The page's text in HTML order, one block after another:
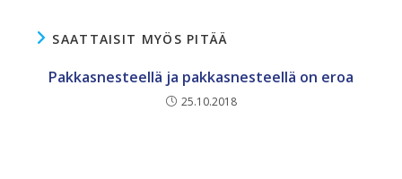
SAATTAISIT MYÖS PITÄÄ
Pakkasnesteellä ja pakkasnesteellä on eroa
25.10.2018